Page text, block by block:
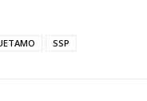
SSP